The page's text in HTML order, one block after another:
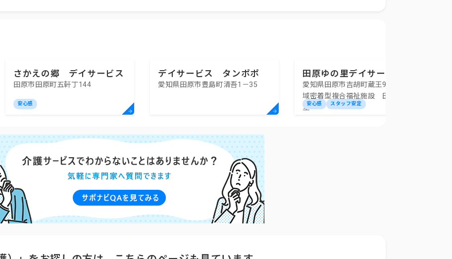
さかえの郷 デイサービス
センター田原
田原市田原町五軒丁144
安心感
デイサービス タンポポ
愛知県田原市豊島町清吾1－35
田原ゆの里デイサービスセ
ンター
愛知県田原市吉胡町蔵王97番63地
域密着型複合福祉施設 田原ゆの
里安心感 スタッフ安定